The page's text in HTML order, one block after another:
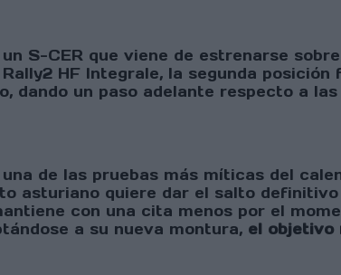
S-CER que viene de estrenarse
HF Integrale, la segunda
dando un paso adelante respecto a
de las pruebas más míticas del
asturiano quiere dar el salto
con una cita menos por el
a su nueva montura, el objetivo